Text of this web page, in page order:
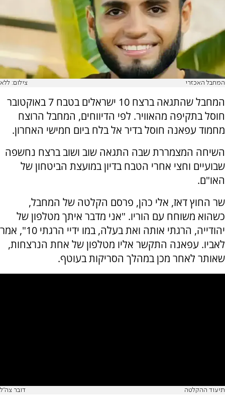
המחבל האכזרי צילום: ללא
המחבל שהתגאה ברצח 10 ישראלים בטבח 7 באוקטובר
חוסל בתקיפה מהאוויר. לפי הדיווחים, המחבל הרוצח
מחמוד עפאנה חוסל בדיר אל בלח ביום חמישי האחרון.
השיחה המצמררת שבה התגאה שוב ושוב ברצח נחשפה
שבועיים וחצי אחרי הטבח בדיון במועצת הביטחון של
האו"ם.
שר החוץ דאז, אלי כהן, פרסם הקלטה של המחבל,
כשהוא משוחח עם הוריו. "אני מדבר איתך מטלפון של
יהודייה, הרגתי אותה ואת בעלה, במו ידיי הרגתי 10", אמר
לאביו. עפאנה התקשר אליו מטלפון של אחת הנרצחות,
שאותר לאחר מכן במהלך הסריקות בעוטף.
תיעוד ההקלטה דובר צה"ל